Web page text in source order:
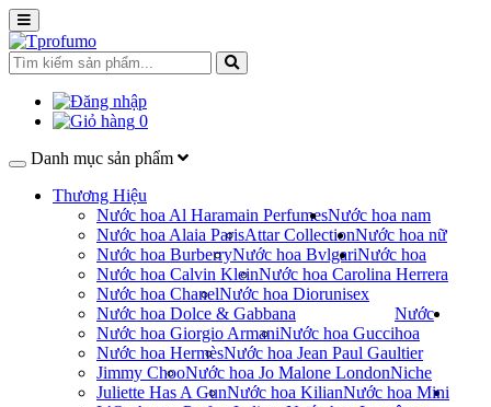
0
Danh mục sản phẩm
Thương Hiệu
Nước hoa Al Haramain Perfumes
Nước hoa Alaia ParisAttar Collection
Nước hoa BurberryNước hoa Bvlgari
Nước hoa Calvin KleinNước hoa Carolina Herrera
Nước hoa ChanelNước hoa Dior
Nước hoa Dolce & Gabbana
Nước hoa Giorgio ArmaniNước hoa Gucci
Nước hoa HermèsNước hoa Jean Paul Gaultier
Jimmy ChooNước hoa Jo Malone London
Juliette Has A GunNước hoa Kilian
Nước hoa nam
Nước hoa nữ
Nước hoa
unisex
Nước
hoa
Niche
Nước hoa Mini